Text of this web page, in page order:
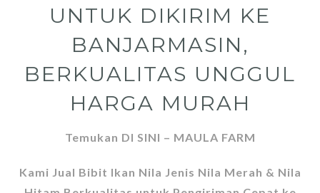
UNTUK DIKIRIM KE
BANJARMASIN,
BERKUALITAS UNGGUL
HARGA MURAH
Temukan DI SINI – MAULA FARM
Kami Jual Bibit Ikan Nila Jenis Nila Merah & Nila